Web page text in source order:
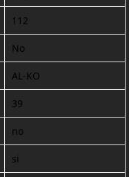
112
No
AL-KO
39
no
si